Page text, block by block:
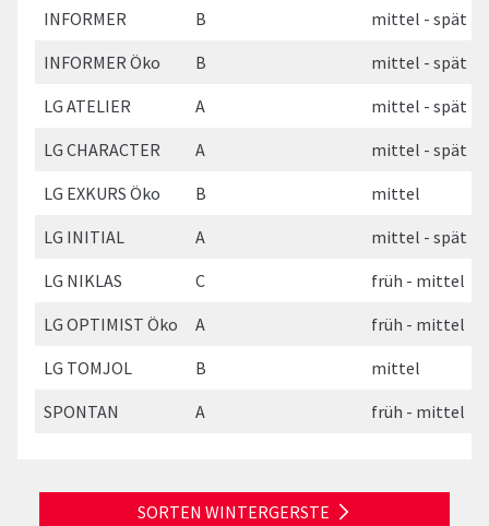
INFORMER
B
mittel - spät
INFORMER Öko
B
mittel - spät
LG ATELIER
A
mittel - spät
LG CHARACTER
A
mittel - spät
LG EXKURS Öko
B
mittel
LG INITIAL
A
mittel - spät
LG NIKLAS
C
früh - mittel
LG OPTIMIST Öko
A
früh - mittel
LG TOMJOL
B
mittel
SPONTAN
A früh - mittel
SORTEN WINTERGERSTE